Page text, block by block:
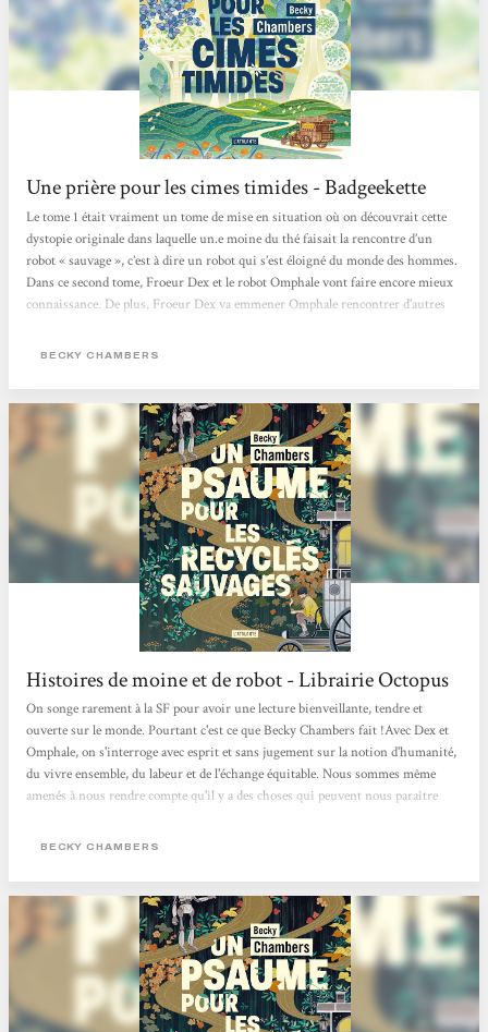
Une prière pour les cimes timides - Badgeekette
Le tome 1 était vraiment un tome de mise en situation où on découvrait cette
dystopie originale dans laquelle un.e moine du thé faisait la rencontre d’un
robot « sauvage », c’est à dire un robot qui s’est éloigné du monde des hommes.
Dans ce second tome, Froeur Dex et le robot Omphale vont faire encore mieux
connaissance. De plus, Froeur Dex va emmener Omphale rencontrer d’autres
ton est alternativement sérieux ou humoristique et j’ai vraiment apprécié les
BECKY CHAMBERS
Histoires de moine et de robot - Librairie Octopus
On songe rarement à la SF pour avoir une lecture bienveillante, tendre et
ouverte sur le monde. Pourtant c'est ce que Becky Chambers fait !Avec Dex et
Omphale, on s'interroge avec esprit et sans jugement sur la notion d'humanité,
du vivre ensemble, du labeur et de l'échange équitable. Nous sommes même
amenés à nous rendre compte qu'il y a des choses qui peuvent nous paraître
comprendre l'empathie nécessaire à la compréhension des gens qui nous
BECKY CHAMBERS